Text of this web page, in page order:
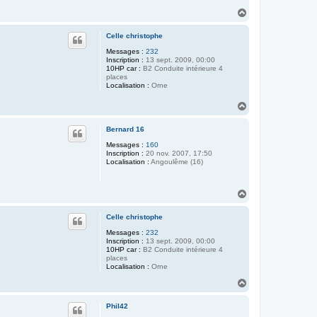
Celle christophe
Messages : 232
Inscription : 13 sept. 2009, 00:00
10HP car : B2 Conduite intérieure 4
places
Localisation : Orne
Bernard 16
Messages : 160
Inscription : 20 nov. 2007, 17:50
Localisation : Angoulême (16)
Celle christophe
Messages : 232
Inscription : 13 sept. 2009, 00:00
10HP car : B2 Conduite intérieure 4
places
Localisation : Orne
Phil42